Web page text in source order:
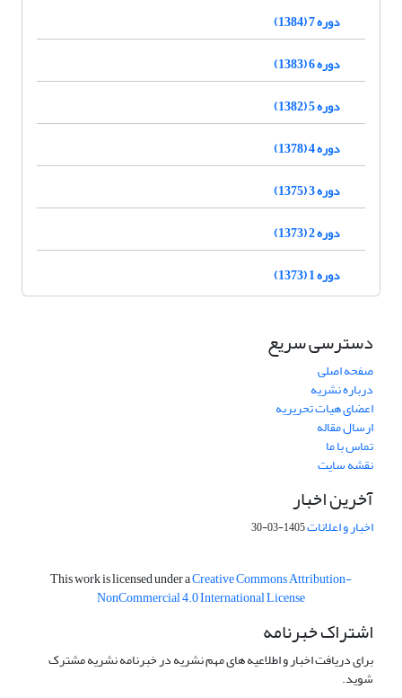
دوره 7 (1384)
دوره 6 (1383)
دوره 5 (1382)
دوره 4 (1378)
دوره 3 (1375)
دوره 2 (1373)
دوره 1 (1373)
دسترسی سریع
صفحه اصلی
درباره نشریه
اعضای هیات تحریریه
ارسال مقاله
تماس با ما
نقشه سایت
آخرین اخبار
اخبار و اعلانات1405-03-30
This work is licensed under aCreative Commons Attribution-
NonCommercial 4.0 International License
اشتراک خبرنامه
برای دریافت اخبار و اطلاعیه های مهم نشریه در خبرنامه نشریه مشترک
شوید.